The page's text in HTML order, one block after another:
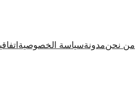
من نحنمدونةسياسة الخصوصية